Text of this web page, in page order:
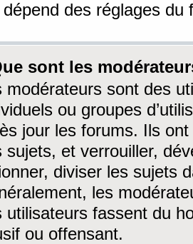
dépend des réglages du
sont les
modérateurs sont des
ou groupes
jour les forums. Ils ont
sujets, et verrouiller,
diviser les sujets
les
utilisateurs fassent du
ou offensant.